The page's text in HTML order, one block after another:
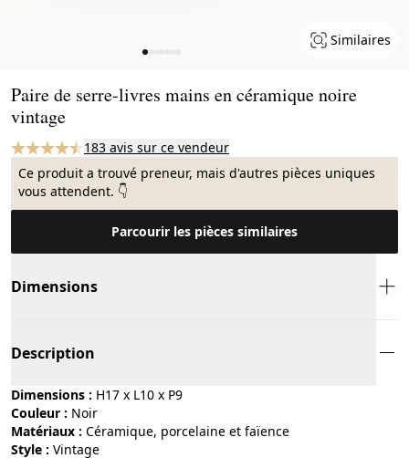
Similaires
Paire de serre-livres mains en céramique noire
vintage
183 avis sur ce vendeur
Ce produit a trouvé preneur, mais d'autres pièces uniques
vous attendent. 👇
Parcourir les pièces similaires
Dimensions
Description
Dimensions : H17 x L10 x P9
Couleur :
noir
Matériaux :
céramique, porcelaine et faïence
Style :
vintage